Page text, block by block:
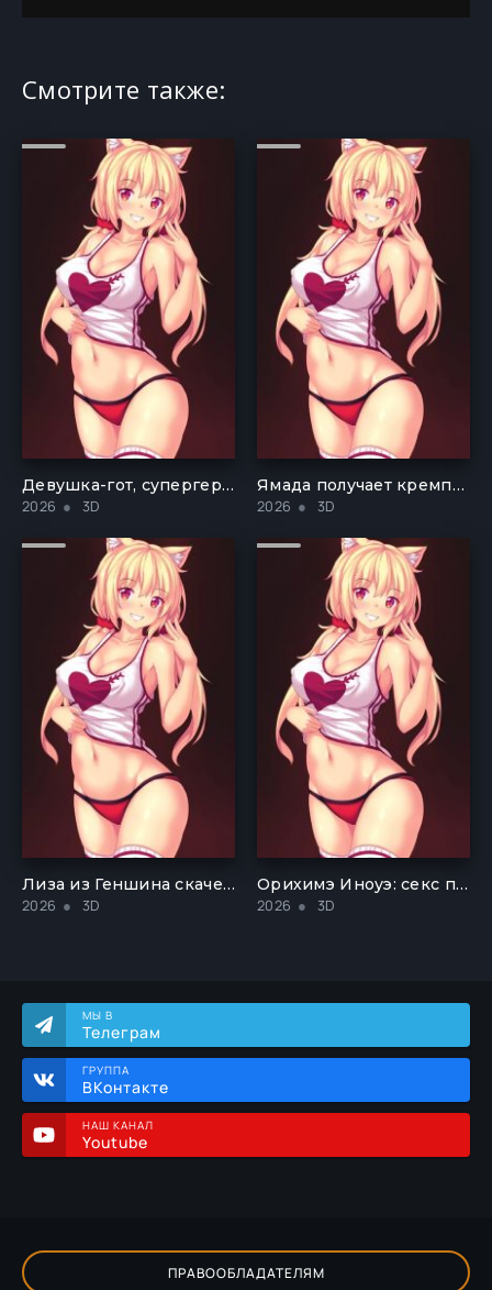
МЫ В
Телеграм
ГРУППА
ВКонтакте
НАШ КАНАЛ
Youtube
Смотрите также:
Девушка-гот, супергерой трахает парня-оборотня
2026 3D
Ямада получает кремпай за супермаркетом
2026 3D
Лиза из Геншина скачет на огромном члене
2026 3D
Орихимэ Иноуэ: секс после занятий
2026 3D
ПРАВООБЛАДАТЕЛЯМ